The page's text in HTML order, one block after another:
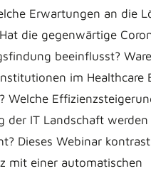
Erwartungen an die
die gegenwärtige
beeinflusst?
im Healthcare
Welche
der IT Landschaft
Dieses Webinar
mit einer automatischen